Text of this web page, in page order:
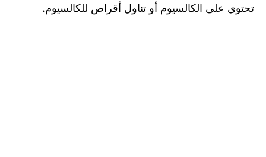
تحتوي على الكالسيوم أو تناول أقراص للكالسيوم.